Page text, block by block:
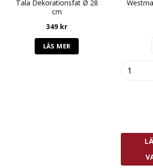
Tala Dekorationsfat Ø 28
cm
349 kr
LÄS MER
Äggsked